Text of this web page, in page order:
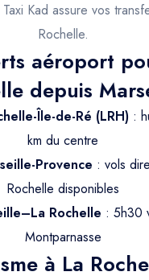
évènements
Kad assure vos
Rochelle.
aéroport
depuis
Île-de-Ré (LRH):
km du centre
Provence : vols
Rochelle disponibles
Rochelle : 5h30
Montparnasse
à La